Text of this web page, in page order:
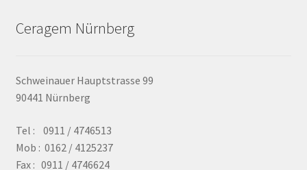
Ceragem Nürnberg
Schweinauer Hauptstrasse 99
90441 Nürnberg
Tel : 0911 / 4746513
Mob : 0162 / 4125237
Fax : 0911 / 4746624